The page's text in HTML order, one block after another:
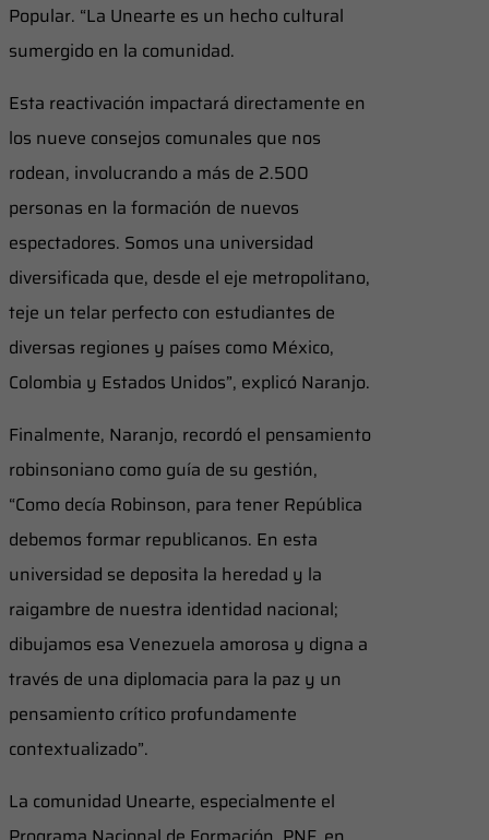
Popular. “La Unearte es un hecho cultural
sumergido en la comunidad.
Esta reactivación impactará directamente en
los nueve consejos comunales que nos
rodean, involucrando a más de 2.500
personas en la formación de nuevos
espectadores. Somos una universidad
diversificada que, desde el eje metropolitano,
teje un telar perfecto con estudiantes de
diversas regiones y países como México,
Colombia y Estados Unidos”, explicó Naranjo.
Finalmente, Naranjo, recordó el pensamiento
robinsoniano como guía de su gestión,
“Como decía Robinson, para tener República
debemos formar republicanos. En esta
universidad se deposita la heredad y la
raigambre de nuestra identidad nacional;
dibujamos esa Venezuela amorosa y digna a
través de una diplomacia para la paz y un
pensamiento crítico profundamente
contextualizado”.
La comunidad Unearte, especialmente el